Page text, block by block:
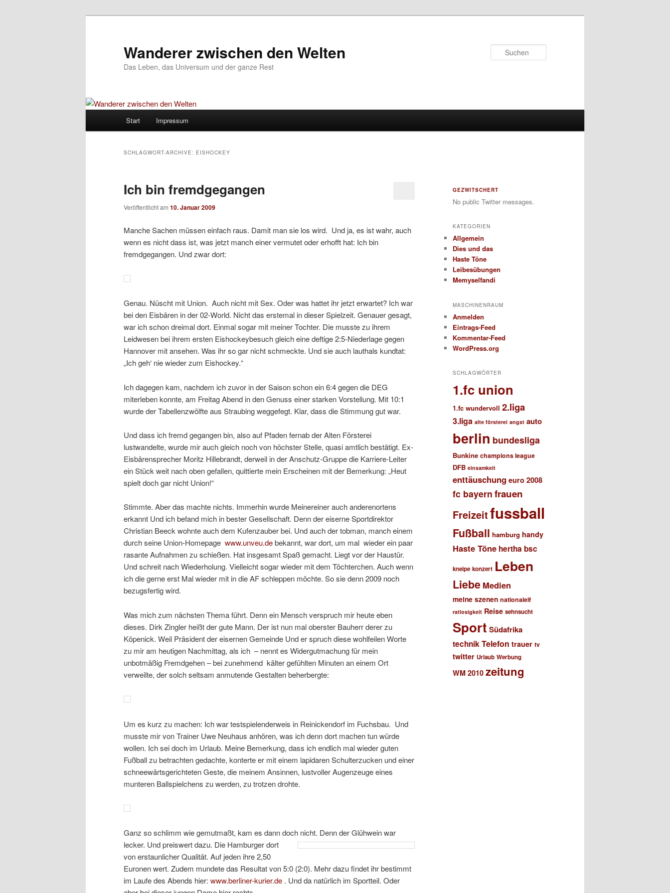
Wanderer zwischen den Welten
Das Leben, das Universum und der ganze Rest
Zum
Zum
wechseln
Start Impressum
SCHLAGWORT-ARCHIVE: EISHOCKEY
Ich bin fremdgegangen
Veröffentlicht am 10. Januar 2009
Manche Sachen müssen einfach raus. Damit man sie los wird. Und ja, es ist wahr, auch
wenn es nicht dass ist, was jetzt manch einer vermutet oder erhofft hat: Ich bin
fremdgegangen. Und zwar dort:
Genau. Nüscht mit Union. Auch nicht mit Sex. Oder was hattet ihr jetzt erwartet? Ich war
bei den Eisbären in der 02-World. Nicht das erstemal in dieser Spielzeit. Genauer gesagt,
war ich schon dreimal dort. Einmal sogar mit meiner Tochter. Die musste zu ihrem
Leidwesen bei ihrem ersten Eishockeybesuch gleich eine deftige 2:5-Niederlage gegen
Hannover mit ansehen. Was ihr so gar nicht schmeckte. Und sie auch lauthals kundtat:
„Ich geh‘ nie wieder zum Eishockey.“
Ich dagegen kam, nachdem ich zuvor in der Saison schon ein 6:4 gegen die DEG
miterleben konnte, am Freitag Abend in den Genuss einer starken Vorstellung. Mit 10:1
wurde der Tabellenzwölfte aus Straubing weggefegt. Klar, dass die Stimmung gut war.
Und dass ich fremd gegangen bin, also auf Pfaden fernab der Alten Försterei
lustwandelte, wurde mir auch gleich noch von höchster Stelle, quasi amtlich bestätigt. Ex-
Eisbärensprecher Moritz Hillebrandt, derweil in der Anschutz-Gruppe die Karriere-Leiter
ein Stück weit nach oben gefallen, quittierte mein Erscheinen mit der Bemerkung: „Heut
spielt doch gar nicht Union!“
Stimmte. Aber das machte nichts. Immerhin wurde Meinereiner auch anderenortens
erkannt Und ich befand mich in bester Gesellschaft. Denn der eiserne Sportdirektor
Christian Beeck wohnte auch dem Kufenzauber bei. Und auch der tobman, manch einem
durch seine Union-Homepage www.unveu.debekannt, war dort, um mal wieder ein paar
rasante Aufnahmen zu schießen. Hat insgesamt Spaß gemacht. Liegt vor der Haustür.
Und schreit nach Wiederholung. Vielleicht sogar wieder mit dem Töchterchen. Auch wenn
ich die gerne erst Mal wieder mit in die AF schleppen möchte. So sie denn 2009 noch
bezugsfertig wird.
Was mich zum nächsten Thema führt. Denn ein Mensch verspruch mir heute eben
dieses. Dirk Zingler heißt der gute Mann. Der ist nun mal oberster Bauherr derer zu
Köpenick. Weil Präsident der eisernen Gemeinde Und er spruch diese wohlfeilen Worte
zu mir am heutigen Nachmittag, als ich – nennt es Widergutmachung für mein
unbotmäßig Fremdgehen – bei zunehmend kälter gefühlten Minuten an einem Ort
verweilte, der solch seltsam anmutende Gestalten beherbergte:
Um es kurz zu machen: Ich war testspielenderweis in Reinickendorf im Fuchsbau. Und
musste mir von Trainer Uwe Neuhaus anhören, was ich denn dort machen tun würde
wollen. Ich sei doch im Urlaub. Meine Bemerkung, dass ich endlich mal wieder guten
Fußball zu betrachten gedachte, konterte er mit einem lapidaren Schulterzucken und einer
schneewärtsgerichteten Geste, die meinem Ansinnen, lustvoller Augenzeuge eines
munteren Ballspielchens zu werden, zu trotzen drohte.
Ganz so schlimm wie gemutmaßt, kam es dann doch nicht. Denn der Glühwein war
lecker. Und preiswert dazu. Die Hamburger dort
von erstaunlicher Qualität. Auf jeden ihre 2,50
Euronen wert. Zudem mundete das Resultat von 5:0 (2:0). Mehr dazu findet ihr bestimmt
im Laufe des Abends hier: www.berliner-kurier.de . Und da natürlich im Sportteil. Oder
GEZWITSCHERT
No public Twitter messages.
KATEGORIEN
Allgemein
Dies und das
Haste Töne
Leibesübungen
Memyselfandi
MASCHINENRAUM
Anmelden
Eintrags-Feed
Kommentar-Feed
WordPress.org
SCHLAGWÖRTER
1.fc union
1.fc wundervoll 2.liga
3.liga alte försterei angst auto
berlin bundesliga
Bunkine champions league
DFB einsamkeit
enttäuschung euro 2008
fc bayern frauen
Freizeitfussball
Fußball hamburg handy
Haste Töne hertha bsc
kneipe konzert Leben
Liebe Medien
meine szenen nationalelf
ratlosigkeit Reise sehnsucht
Sport Südafrika
technikTelefon trauer tv
twitter Urlaub Werbung
WM 2010 zeitung